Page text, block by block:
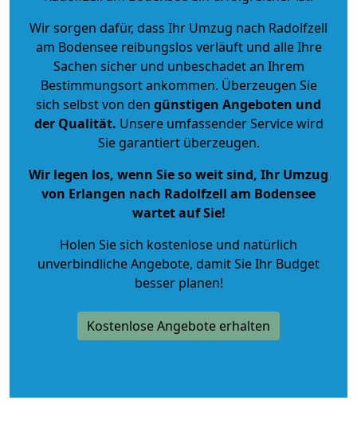
Wir sorgen dafür, dass Ihr Umzug nach Radolfzell
am Bodensee reibungslos verläuft und alle Ihre
Sachen sicher und unbeschadet an Ihrem
Bestimmungsort ankommen. Überzeugen Sie
sich selbst von den günstigen Angeboten und
der Qualität. Unsere umfassender Service wird
Sie garantiert überzeugen.
Wir legen los, wenn Sie so weit sind, Ihr Umzug
von Erlangen nach Radolfzell am Bodensee
wartet auf Sie!
Holen Sie sich kostenlose und natürlich
unverbindliche Angebote, damit Sie Ihr Budget
besser planen!
Kostenlose Angebote erhalten